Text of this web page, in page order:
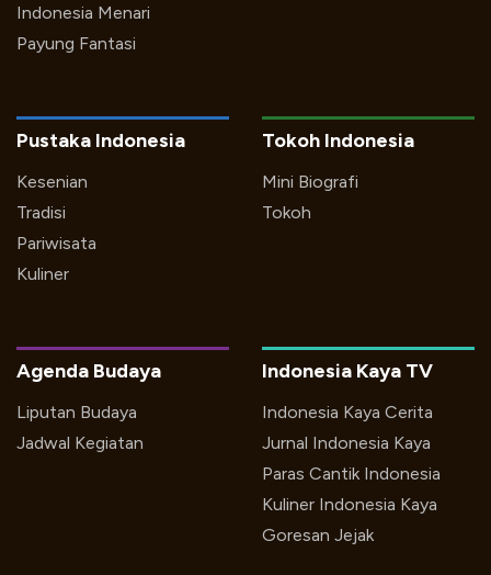
Indonesia Menari
Payung Fantasi
Pustaka Indonesia
Kesenian
Tradisi
Pariwisata
Kuliner
Tokoh Indonesia
Mini Biografi
Tokoh
Indonesia Kaya TV
Indonesia Kaya Cerita
Jurnal Indonesia Kaya
Paras Cantik Indonesia
Kuliner Indonesia Kaya
Goresan Jejak
Agenda Budaya
Liputan Budaya
Jadwal Kegiatan